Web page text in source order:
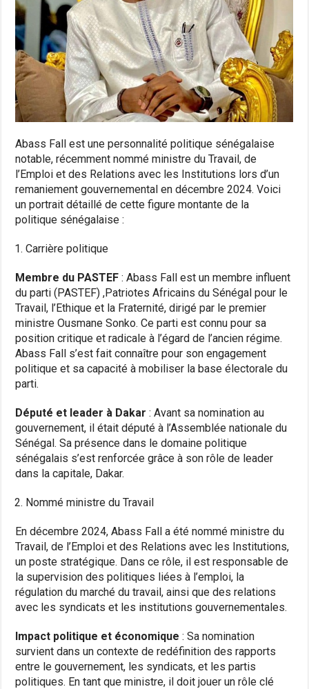
Abass Fall est une personnalité politique sénégalaise
notable, récemment nommé ministre du Travail, de
l’Emploi et des Relations avec les Institutions lors d’un
remaniement gouvernemental en décembre 2024. Voici
un portrait détaillé de cette figure montante de la
politique sénégalaise :
Carrière politique
Membre du PASTEF : Abass Fall est un membre influent
du parti (PASTEF) ,Patriotes Africains du Sénégal pour le
Travail, l’Ethique et la Fraternité, dirigé par le premier
ministre Ousmane Sonko. Ce parti est connu pour sa
position critique et radicale à l’égard de l’ancien régime.
Abass Fall s’est fait connaître pour son engagement
politique et sa capacité à mobiliser la base électorale du
parti.
Député et leader à Dakar : Avant sa nomination au
gouvernement, il était député à l’Assemblée nationale du
Sénégal. Sa présence dans le domaine politique
sénégalais s’est renforcée grâce à son rôle de leader
dans la capitale, Dakar.
Nommé ministre du Travail
En décembre 2024, Abass Fall a été nommé ministre du
Travail, de l’Emploi et des Relations avec les Institutions,
un poste stratégique. Dans ce rôle, il est responsable de
la supervision des politiques liées à l’emploi, la
régulation du marché du travail, ainsi que des relations
avec les syndicats et les institutions gouvernementales.
Impact politique et économique : Sa nomination
survient dans un contexte de redéfinition des rapports
entre le gouvernement, les syndicats, et les partis
politiques. En tant que ministre, il doit jouer un rôle clé